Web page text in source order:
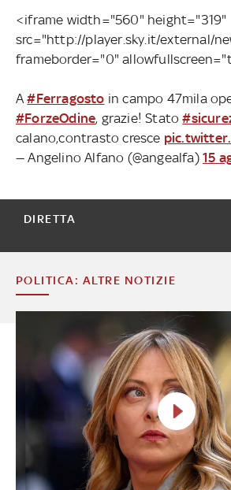
<iframe width="560" height="319"
src="http://player.sky.it/external/
frameborder="0"
A#Ferragosto in campo 47mila
#ForzeOdine, grazie! Stato
calano,contrasto cresce
— Angelino Alfano (@angealfa) 15
DIRETTA
POLITICA: ALTRE NOTIZIE